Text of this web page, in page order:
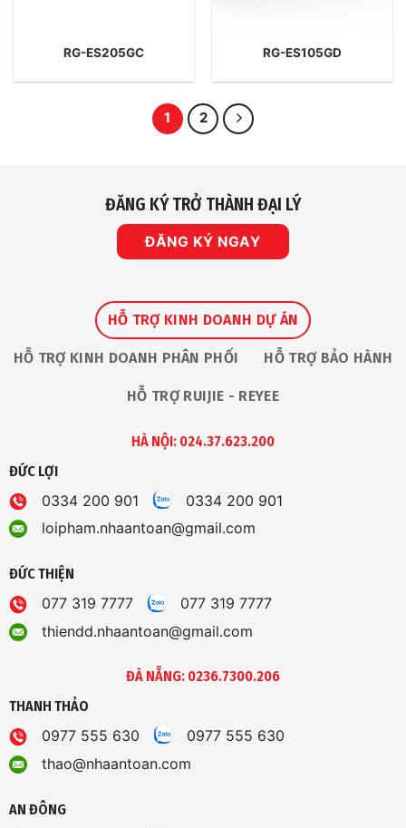
RG-ES205GC RG-ES105GD
1 2
ĐĂNG KÝ TRỞ THÀNH ĐẠI LÝ
ĐĂNG KÝ NGAY
HỖ TRỢ KINH DOANH DỰ ÁN
HỖ TRỢ KINH DOANH PHÂN PHỐI HỖ TRỢ BẢO HÀNH
HỖ TRỢ RUIJIE - REYEE
HÀ NỘI: 024.37.623.200
ĐỨC LỢI
0334 200 901
0334 200 901
loipham.nhaantoan@gmail.com
ĐỨC THIỆN
077 319 7777
077 319 7777
thiendd.nhaantoan@gmail.com
ĐÀ NẴNG: 0236.7300.206
THANH THẢO
0977 555 630
0977 555 630
thao@nhaantoan.com
AN ĐÔNG